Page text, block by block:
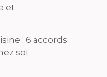
et
: 6 accords
soi